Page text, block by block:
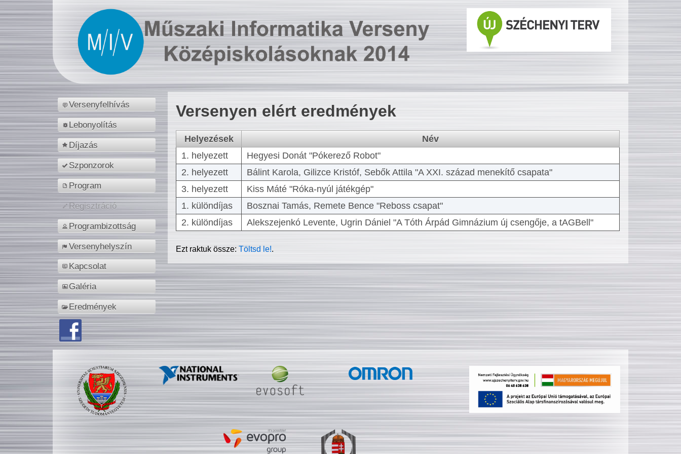
Versenyfelhívás
Lebonyolítás
Díjazás
Szponzorok
Program
Regisztráció
Programbizottság
Versenyhelyszín
Kapcsolat
Galéria
Eredmények
Versenyen elért eredmények
Helyezések
Név
1. helyezett
Hegyesi Donát "Pókerező Robot"
2. helyezett
Bálint Karola, Gilizce Kristóf, Sebők Attila "A XXI. század menekítő csapata"
3. helyezett
Kiss Máté "Róka-nyúl játékgép"
1. különdíjas
Bosznai Tamás, Remete Bence "Reboss csapat"
2. különdíjas
Alekszejenkó Levente, Ugrin Dániel "A Tóth Árpád Gimnázium új csengője, a tAGBell"
Ezt raktuk össze:Töltsd le!.